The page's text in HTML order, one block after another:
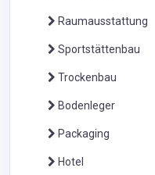
Raumausstattung
Sportstättenbau
Trockenbau
Bodenleger
Packaging
Hotel